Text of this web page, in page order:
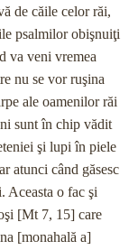
de căile celor răi,
psalmilor obişnuiţi
va veni vremea
nu se vor ruşina
ale oamenilor răi
sunt în chip vădit
şi lupi în piele
atunci când găsesc
Aceasta o fac şi
[Mt 7, 15] care
[monahală a]